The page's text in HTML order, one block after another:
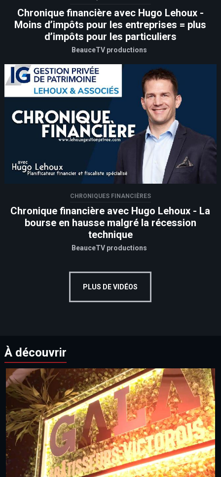
Chronique financière avec Hugo Lehoux -
Moins d’impôts pour les entreprises = plus
d’impôts pour les particuliers
BeauceTV productions
CHRONIQUES FINANCIÈRES
Chronique financière avec Hugo Lehoux - La
bourse en hausse malgré la récession
technique
BeauceTV productions
PLUS DE VIDÉOS
À découvrir